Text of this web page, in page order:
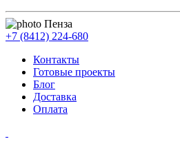
Пенза
+7 (8412) 224-680
Контакты
Готовые проекты
Блог
Доставка
Оплата